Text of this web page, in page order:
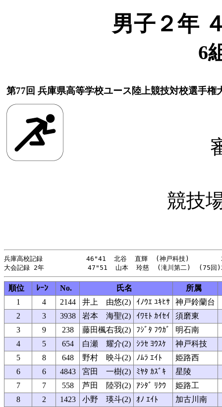
男子２年
6
第77回 兵庫県高等学校ユース陸上競技対校選手権
競技
兵庫高校記録           46"41  北谷  直輝  (神戸科技)
順位 ﾚｰﾝ No. 氏名
所属
1
4 2144 井上 由悠(2) ｲﾉｳｴ ﾕｷﾋｻ
神戸鈴蘭台
2
3 3938 岩本 海聖(2) ｲﾜﾓﾄ ｶｲｾｲ
須磨東
3
9 238 藤田楓右我(2) ﾌｼﾞﾀ ﾌｳｶﾞ
明石南
4
5 654 白瀬 耀介(2) ｼﾗｾ ﾖｳｽｹ
神戸科技
5
8 648 野村 映斗(2) ﾉﾑﾗ ｴｲﾄ
姫路西
6
6 4843 宮田 一樹(2) ﾐﾔﾀ ｶｽﾞｷ
星陵
7
7 558 芦田 陸羽(2) ｱｼﾀﾞ ﾘｸｳ
姫路工
8
2 1423 小野 瑛斗(2) ｵﾉ ｴｲﾄ 加古川南